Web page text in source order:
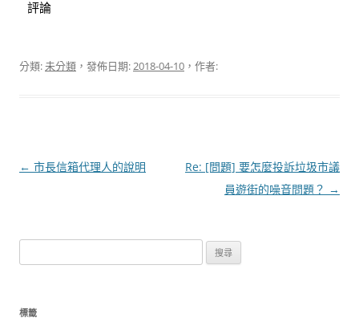
評論
分類:未分類 ，發佈日期:2018-04-10 ，作者:
文
← 市長信箱代理人的說明
Re: [問題] 要怎麼投訴垃圾市議
員遊街的噪音問題？ →
尋
鍵
標籤